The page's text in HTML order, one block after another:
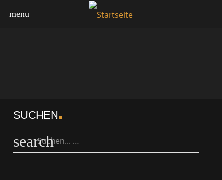
menu
SUCHEN
search